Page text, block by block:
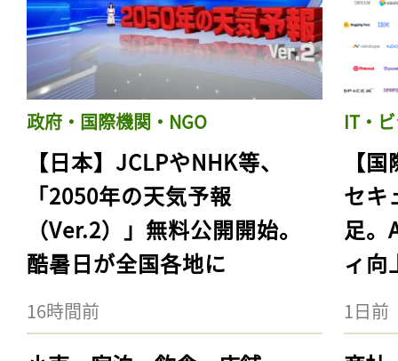
政府・国際機関・NGO
【日本】JCLPやNHK等、
「2050年の天気予報
（Ver.2）」無料公開開始。
酷暑日が全国各地に
16時間前
IT・
【
セキ
足。
ィ向
1日前